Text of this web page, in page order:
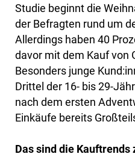
Studie beginnt die
der Befragten rund um
Allerdings haben 40
davor mit dem Kauf von
Besonders junge
Drittel der 16- bis 29-
nach dem ersten
Einkäufe bereits
Das sind die